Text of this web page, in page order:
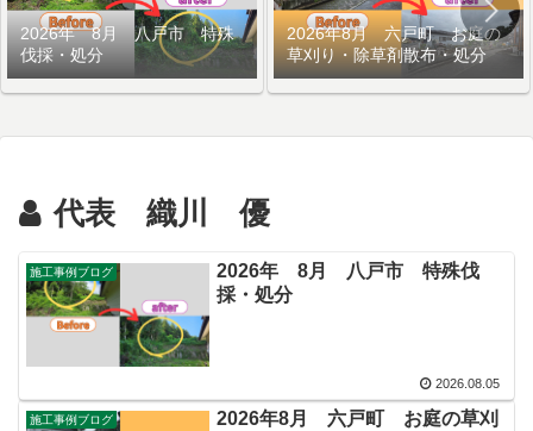
2026年 8月 八戸市 特殊
伐採・処分
2026年8月 六戸町 お庭の
草刈り・除草剤散布・処分
代表 織川 優
施工事例ブログ
2026年 8月 八戸市 特殊伐
採・処分
2026.08.05
施工事例ブログ
2026年8月 六戸町 お庭の草刈